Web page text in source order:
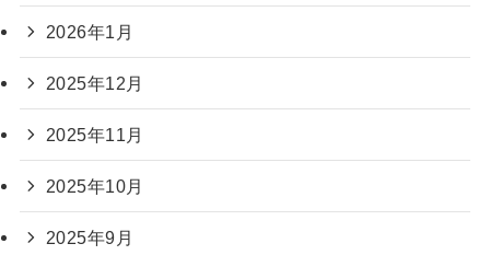
2026年1月
2025年12月
2025年11月
2025年10月
2025年9月